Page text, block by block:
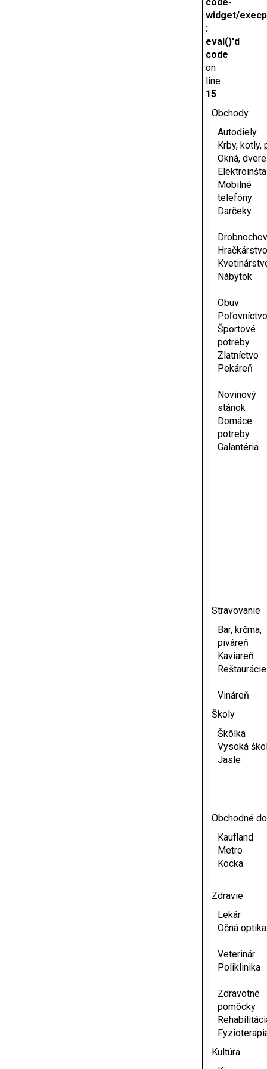
widget/
:
eval()'d
code
on
line
15
Obchody
Autodiely
Krby, kotly,
Okná, dvere
Mobilné
telefóny
Darčeky
Nábytok
Obuv
Športové
potreby
Zlatníctvo
Pekáreň
Novinový
stánok
Domáce
potreby
Galantéria
Stravovanie
Bar, krčma,
piváreň
Kaviareň
Reštaurácie
Vináreň
Školy
Škôlka
Vysoká
Jasle
Obchodné
Kaufland
Metro
Kocka
Zdravie
Lekár
Očná optika
Veterinár
Poliklinika
Zdravotné
pomôcky
Kultúra